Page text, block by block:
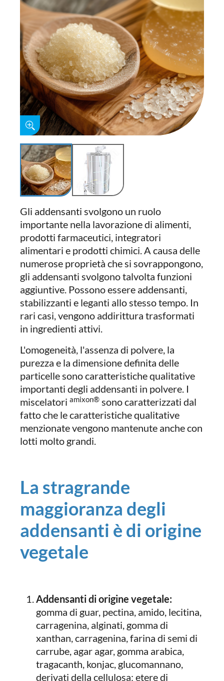
Gli addensanti svolgono un ruolo
importante nella lavorazione di alimenti,
prodotti farmaceutici, integratori
alimentari e prodotti chimici. A causa delle
numerose proprietà che si sovrappongono,
gli addensanti svolgono talvolta funzioni
aggiuntive. Possono essere addensanti,
stabilizzanti e leganti allo stesso tempo. In
rari casi, vengono addirittura trasformati
in ingredienti attivi.
L'omogeneità, l'assenza di polvere, la
purezza e la dimensione definita delle
particelle sono caratteristiche qualitative
importanti degli addensanti in polvere. I
miscelatori amixon® sono caratterizzati dal
fatto che le caratteristiche qualitative
menzionate vengono mantenute anche con
lotti molto grandi.
La stragrande
maggioranza degli
addensanti è di origine
vegetale
Addensanti di origine vegetale:
gomma di guar, pectina, amido, lecitina,
carragenina, alginati, gomma di
xanthan, carragenina, farina di semi di
carrube, agar agar, gomma arabica,
tragacanth, konjac, glucomannano,
derivati della cellulosa: etere di